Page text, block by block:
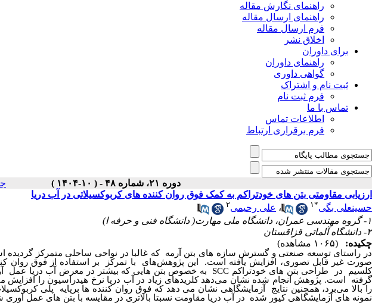
راهنمای نگارش مقاله
راهنمای ارسال مقاله
فرم ارسال مقاله
اخلاق نشر
برای داوران
راهنمای داوران
گواهی داوری
ثبت نام و اشتراک
فرم ثبت نام
تماس با ما
اطلاعات تماس
فرم برقراری ارتباط
دوره ۲۱، شماره ۴۸ - ( ۱۰-۱۴۰۴ ) جلد ۲۱
ارزیابی مقاومتی بتن های خودتراکم به کمک فوق روان کننده های کربوکسیلاتی در آب دریا
حسینعلی بگی*۱ ، علی رحیمی۲
۱- گروه مهندسی عمران، دانشگاه ملی مهارت( دانشگاه فنی و حرفه ا)
۲- دانشگاه آلماتی قزاقستان
چکیده:
(۱۰۶۵ مشاهده)
در راستای توسعه صنعتی و گسترش سازه های بتن آرمه که غالبا در نواحی ساحلی متمرکز گردیده
صورت غیر قابل تصوری، افزایش یافته است. این پژوهش‌های با تمرکز بر استفاده از فوق روان
کلسیم در طراحی بتن های خودتراکم SCC به خصوص بتن هایی که بیشتر در معرض آب دریا عمل
گرفته است. پژوهش انجام شده نشان می‌دهد کلریدهای زیاد در آب دریا نرخ هیدراسیون را افزایش
را بالا می‌برد، همچنین نتایج آزمایشگاهی نشان می دهد که فوق روان کننده ها برپایه پلی
نمونه های آزمایشگاهی کیور شده در آب دریا مقاومت نسبتا بالاتری در مقایسه با بتن های عمل